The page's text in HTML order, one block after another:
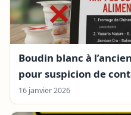
Boudin blanc à
pour suspicion de
16 janvier 2026